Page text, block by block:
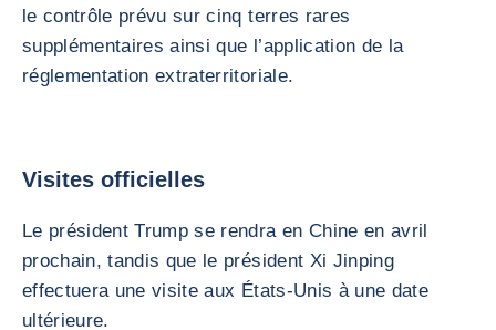
le contrôle prévu sur cinq terres rares
supplémentaires ainsi que l’application de la
réglementation extraterritoriale.
Visites officielles
Le président Trump se rendra en Chine en avril
prochain, tandis que le président Xi Jinping
effectuera une visite aux États-Unis à une date
ultérieure.